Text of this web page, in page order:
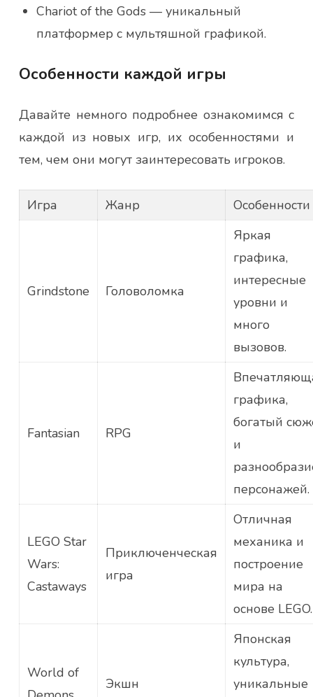
Chariot of the Gods — уникальный
платформер с мультяшной графикой.
Особенности каждой игры
Давайте немного подробнее ознакомимся с
каждой из новых игр, их особенностями и
тем, чем они могут заинтересовать игроков.
Игра Жанр Особенности
Grindstone Головоломка
Яркая
графика,
интересные
уровни и
много
вызовов.
Fantasian RPG
графика,
богатый
и
персонажей.
LEGO Star
Wars:
Castaways
Приключенческая
игра
Отличная
механика и
построение
мира на
основе LEGO.
World of
Экшн
Японская
культура,
уникальные